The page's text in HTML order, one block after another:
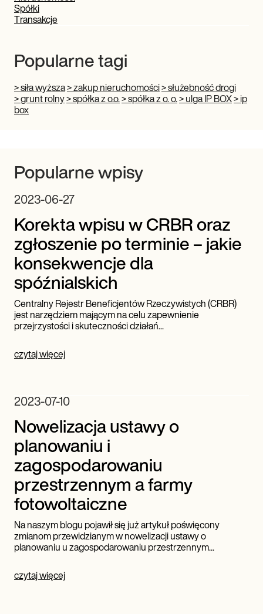
Spółki
Transakcje
Popularne tagi
> siła wyższa> zakup nieruchomości> służebność drogi
> grunt rolny> spółka z o.o.> spółka z o. o.> ulga IP BOX> ip
box
Popularne wpisy
2023-06-27
Korekta wpisu w CRBR oraz
zgłoszenie po terminie – jakie
konsekwencje dla
spóźnialskich
Centralny Rejestr Beneficjentów Rzeczywistych (CRBR)
jest narzędziem mającym na celu zapewnienie
przejrzystości i skuteczności działań...
czytaj więcej
2023-07-10
Nowelizacja ustawy o
planowaniu i
zagospodarowaniu
przestrzennym a farmy
fotowoltaiczne
Na naszym blogu pojawił się już artykuł poświęcony
zmianom przewidzianym w nowelizacji ustawy o
planowaniu u zagospodarowaniu przestrzennym...
czytaj więcej